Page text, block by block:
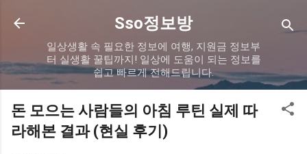
기본 콘텐츠로 건너뛰기
Sso정보방
일상생활 속 필요한 정보에 여행, 지원금 정보부
터 실생활 꿀팁까지! 일상에 도움이 되는 정보를
쉽고 빠르게 전해드립니다.
돈 모으는 사람들의 아침 루틴 실제 따
라해본 결과 (현실 후기)